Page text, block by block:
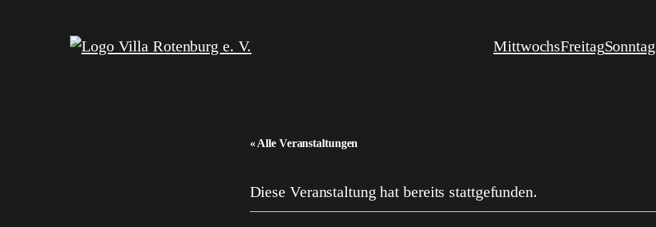
MittwochsFreitag
« Alle Veranstaltungen
Diese Veranstaltung hat bereits stattgefunden.